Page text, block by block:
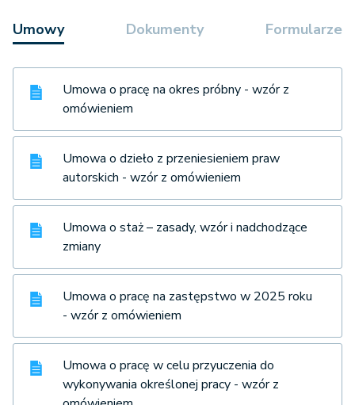
Umowy Dokumenty Formularze
Umowa o pracę na okres próbny - wzór z
omówieniem
Umowa o dzieło z przeniesieniem praw
autorskich - wzór z omówieniem
Umowa o staż – zasady, wzór i nadchodzące
zmiany
Umowa o pracę na zastępstwo w 2025 roku
- wzór z omówieniem
Umowa o pracę w celu przyuczenia do
wykonywania określonej pracy - wzór z